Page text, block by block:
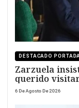
DESTACADO
Zarzuela
querido
6 De Agosto De 2026